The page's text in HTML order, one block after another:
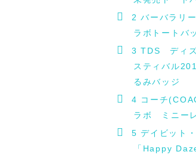
2 バーバラリ
ラボトートバ
3 TDS ディズ
スティバル
るみバッジ
4 コーチ
ラボ ミニー
5 デイビット
「Happy